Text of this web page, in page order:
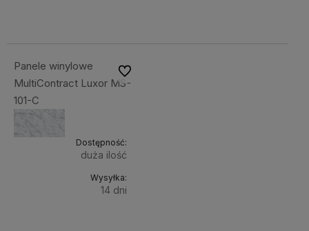
Panele winylowe
MultiContract Luxor MS-
101-C
Dostępność:
duża ilość
Wysyłka:
14 dni
Do ulubionych